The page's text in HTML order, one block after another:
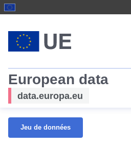
European data
data.europa.eu
Jeu de données